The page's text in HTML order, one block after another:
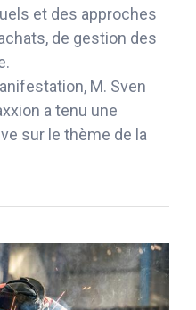
et des approches
de gestion des
M. Sven
a tenu une
sur le thème de la